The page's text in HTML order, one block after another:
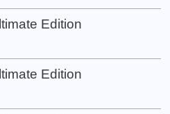
Edition
Edition